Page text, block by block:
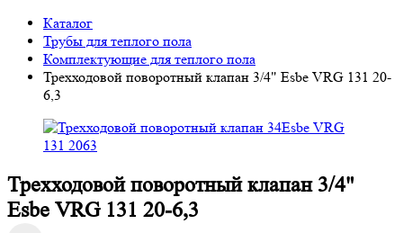
Каталог
Трубы для теплого пола
Комплектующие для теплого пола
Трехходовой поворотный клапан 3/4" Esbe VRG 131 20-
6,3
Трехходовой поворотный клапан 3/4"
Esbe VRG 131 20-6,3